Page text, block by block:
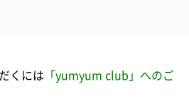
くには 「yumyum club」へのご